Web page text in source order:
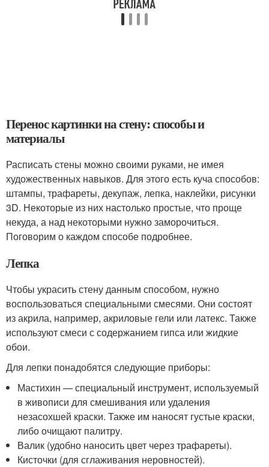
Перенос картинки на стену: способы и
материалы
Расписать стены можно своими руками, не имея
художественных навыков. Для этого есть куча способов:
штампы, трафареты, декупаж, лепка, наклейки, рисунки
3D. Некоторые из них настолько простые, что проще
некуда, а над некоторыми нужно заморочиться.
Поговорим о каждом способе подробнее.
Лепка
Чтобы украсить стену данным способом, нужно
воспользоваться специальными смесями. Они состоят
из акрила, например, акриловые гели или латекс. Также
используют смеси с содержанием гипса или жидкие
обои.
Для лепки понадобятся следующие приборы:
Мастихин — специальный инструмент, используемый
в живописи для смешивания или удаления
незасохшей краски. Также им наносят густые краски,
либо очищают палитру.
Валик (удобно наносить цвет через трафареты).
Кисточки (для сглаживания неровностей).